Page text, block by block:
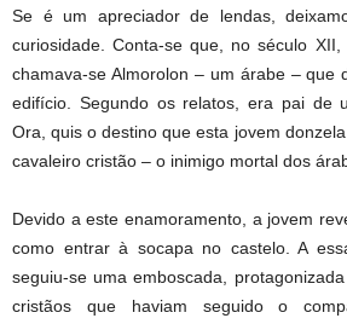
Se é um apreciador de lendas,
curiosidade. Conta-se que, no século
chamava-se Almorolon – um árabe – que
edifício. Segundo os relatos, era pai de
Ora, quis o destino que esta jovem
cavaleiro cristão – o inimigo mortal dos
Devido a este enamoramento, a jovem
como entrar à socapa no castelo. A
seguiu-se uma emboscada,
cristãos que haviam seguido o